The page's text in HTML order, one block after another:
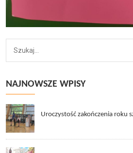
NAJNOWSZE WPISY
Uroczystość zakończenia roku